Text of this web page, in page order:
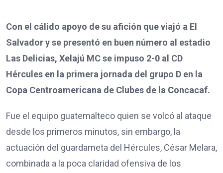
Con el cálido apoyo de su afición que viajó a El
Salvador y se presentó en buen número al estadio
Las Delicias, Xelajú MC se impuso 2-0 al CD
Hércules en la primera jornada del grupo D en la
Copa Centroamericana de Clubes de la Concacaf.
Fue el equipo guatemalteco quien se volcó al ataque
desde los primeros minutos, sin embargo, la
actuación del guardameta del Hércules, César Melara,
combinada a la poca claridad ofensiva de los